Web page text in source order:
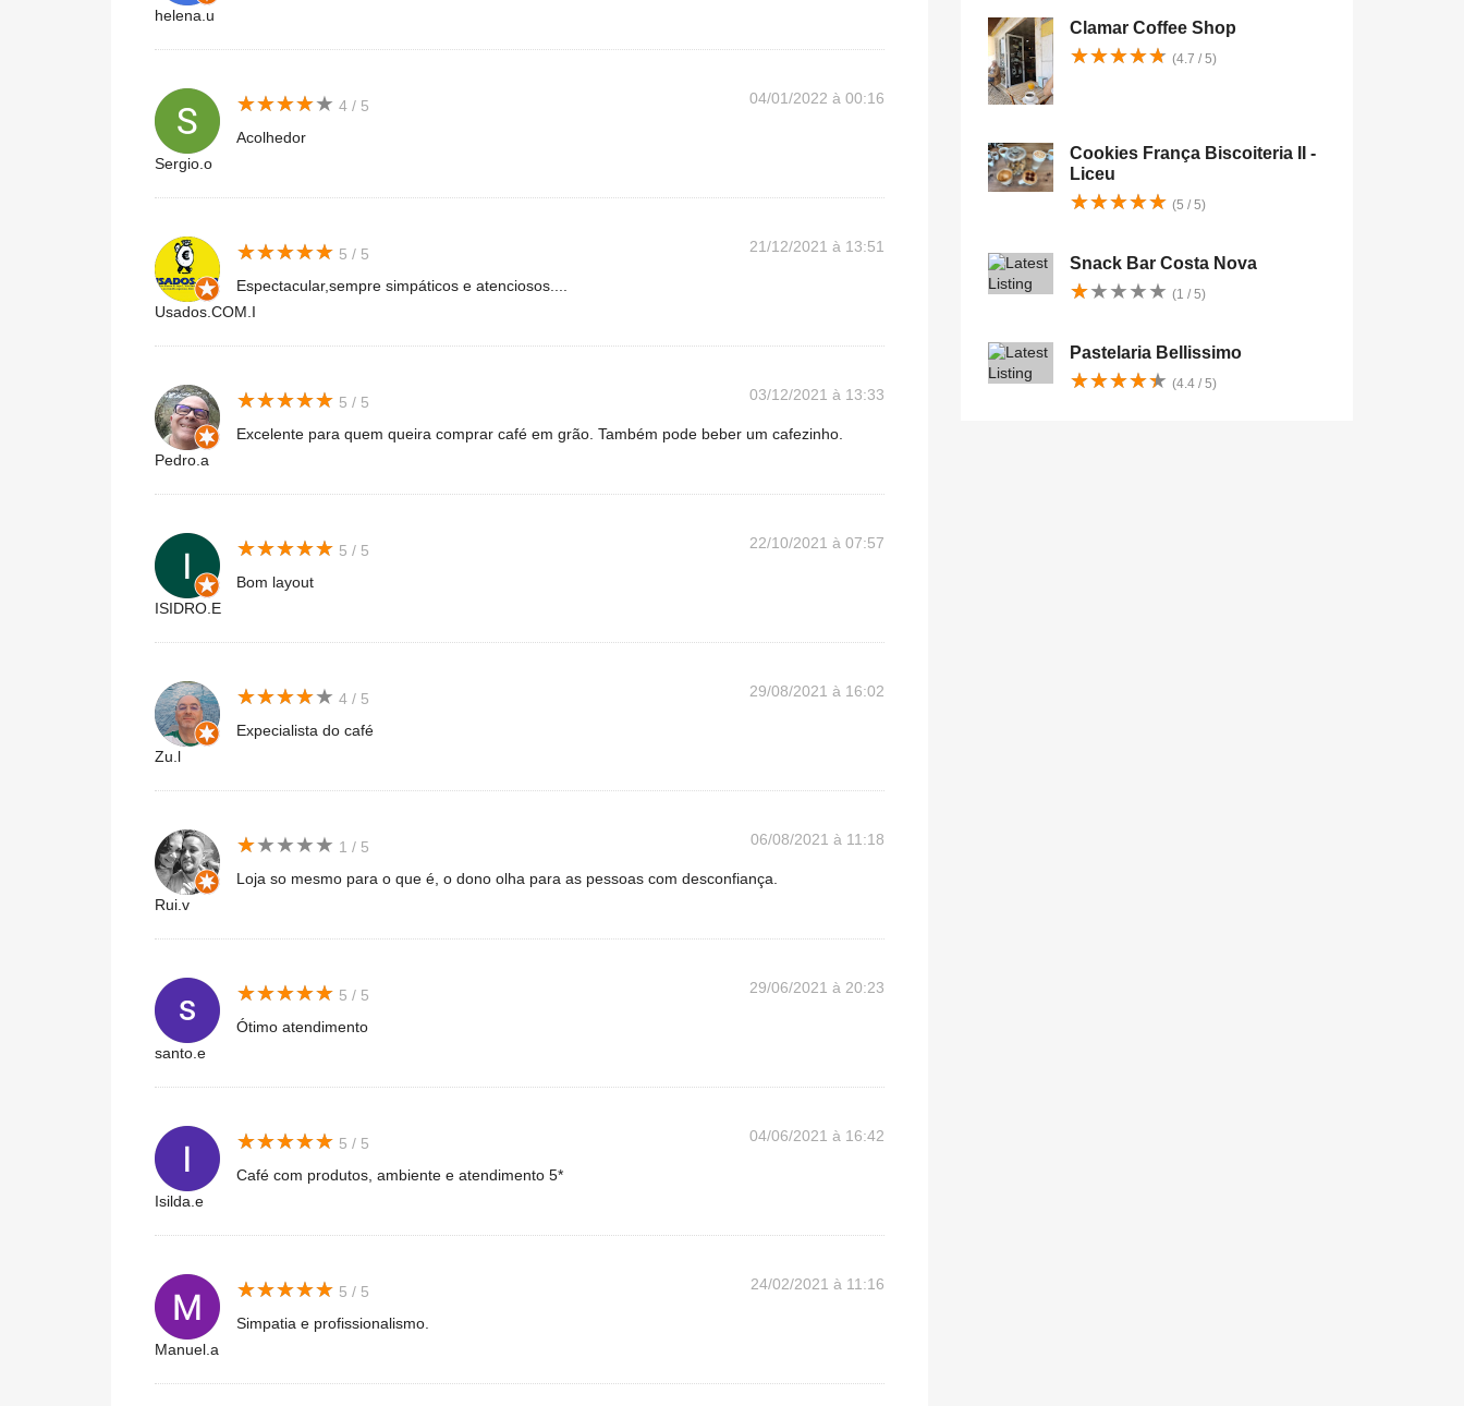
helena.u
Sergio.o
★★★★★
★★★★★ 4 / 5 04/01/2022 à 00:16
Acolhedor
Usados.COM.I
★★★★★
★★★★★ 5 / 5 21/12/2021 à 13:51
Espectacular,sempre simpáticos e atenciosos....
Pedro.a
★★★★★
★★★★★ 5 / 5 03/12/2021 à 13:33
Excelente para quem queira comprar café em grão. Também pode beber um cafezinho.
ISIDRO.E
★★★★★
★★★★★ 5 / 5 22/10/2021 à 07:57
Bom layout
Zu.l
★★★★★
★★★★★ 4 / 5 29/08/2021 à 16:02
Expecialista do café
Rui.v
★★★★★
★★★★★ 1 / 5 06/08/2021 à 11:18
Loja so mesmo para o que é, o dono olha para as pessoas com desconfiança.
santo.e
★★★★★
★★★★★ 5 / 5 29/06/2021 à 20:23
Ótimo atendimento
Isilda.e
★★★★★
★★★★★ 5 / 5 04/06/2021 à 16:42
Café com produtos, ambiente e atendimento 5*
Manuel.a
★★★★★
★★★★★ 5 / 5 24/02/2021 à 11:16
Simpatia e profissionalismo.
Clamar Coffee Shop
★★★★★
★★★★★ (4.7 / 5)
Cookies França Biscoiteria II -
Liceu
★★★★★
★★★★★ (5 / 5)
Snack Bar Costa Nova
★★★★★
★★★★★ (1 / 5)
Pastelaria Bellissimo
★★★★★
★★★★★ (4.4 / 5)